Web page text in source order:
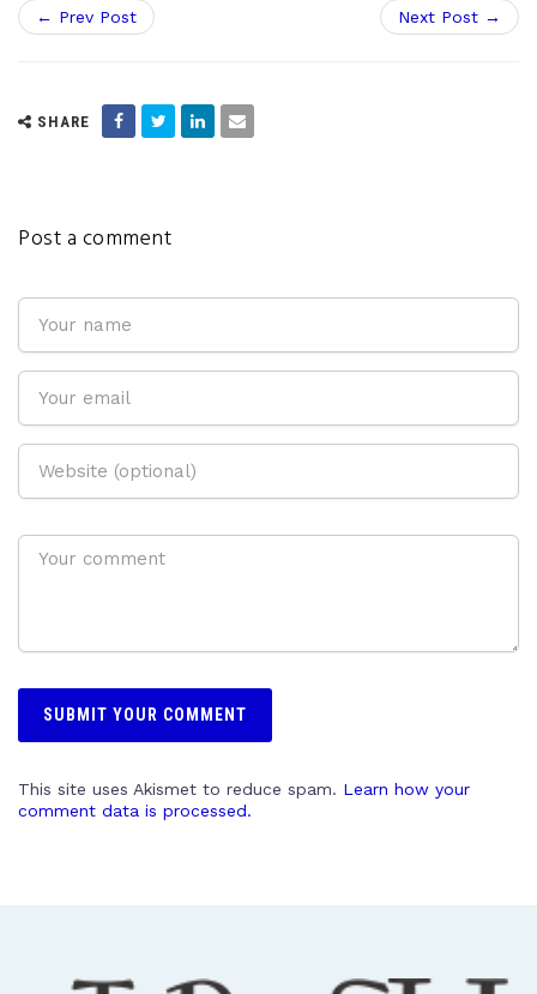
← Prev Post Next Post →
SHARE
Post a comment
This site uses Akismet to reduce spam. Learn how your
comment data is processed.